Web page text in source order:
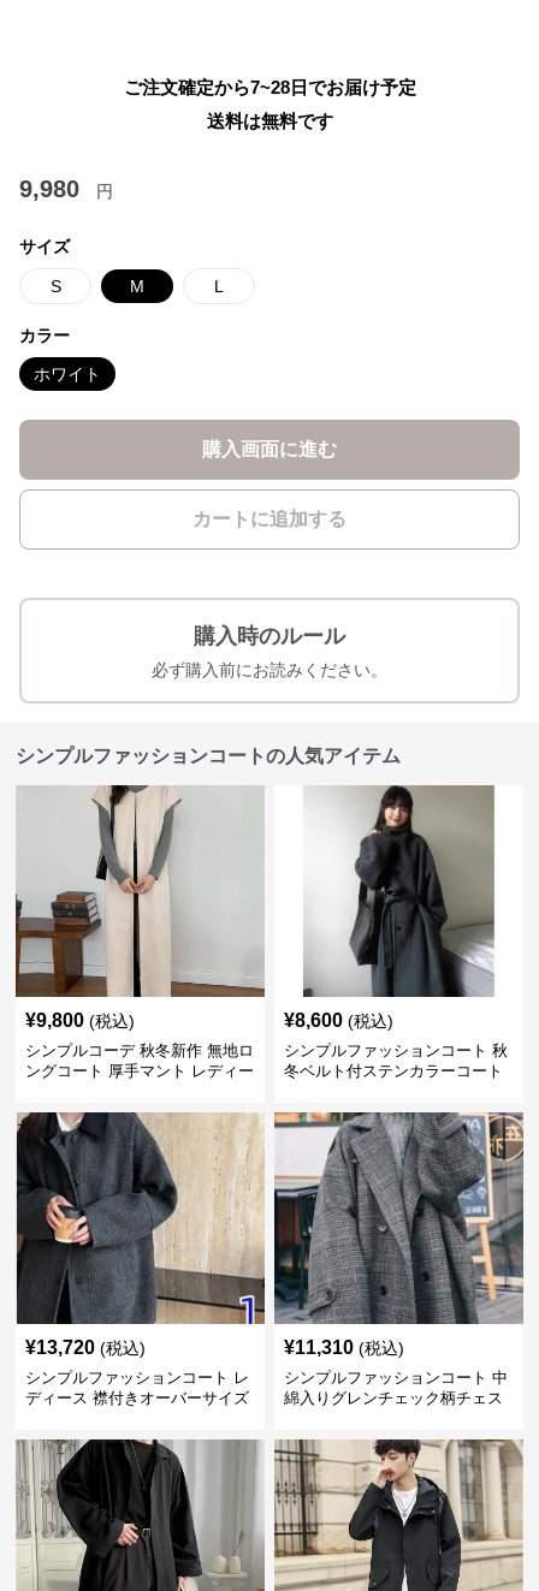
ご注文確定から7~28日でお届け予定
送料は無料です
9,980 円
サイズ
S M L
カラー
ホワイト
購入画面に進む
カートに追加する
購入時のルール
必ず購入前にお読みください。
シンプルファッションコートの人気アイテム
¥9,800 (税込)
シンプルコーデ 秋冬新作 無地ロ
ングコート 厚手マント レディー
¥8,600 (税込)
シンプルファッションコート 秋
冬ベルト付ステンカラーコート
¥13,720 (税込)
シンプルファッションコート レ
ディース 襟付きオーバーサイズ
¥11,310 (税込)
シンプルファッションコート 中
綿入りグレンチェック柄チェス